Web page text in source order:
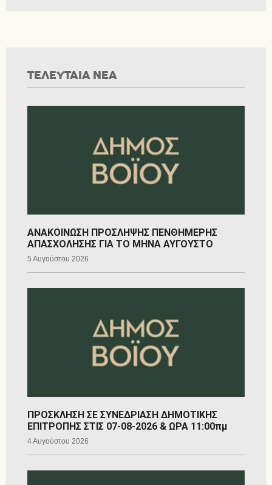
ΤΕΛΕΥΤΑΙΑ ΝΕΑ
ΑΝΑΚΟΙΝΩΣΗ ΠΡΟΣΛΗΨΗΣ ΠΕΝΘΗΜΕΡΗΣ
ΑΠΑΣΧΟΛΗΣΗΣ ΓΙΑ ΤΟ ΜΗΝΑ ΑΥΓΟΥΣΤΟ
5 Αυγούστου 2026
ΠΡΟΣΚΛΗΣΗ ΣΕ ΣΥΝΕΔΡΙΑΣΗ ΔΗΜΟΤΙΚΗΣ
ΕΠΙΤΡΟΠΗΣ ΣΤΙΣ 07-08-2026 & ΩΡΑ 11:00πμ
4 Αυγούστου 2026